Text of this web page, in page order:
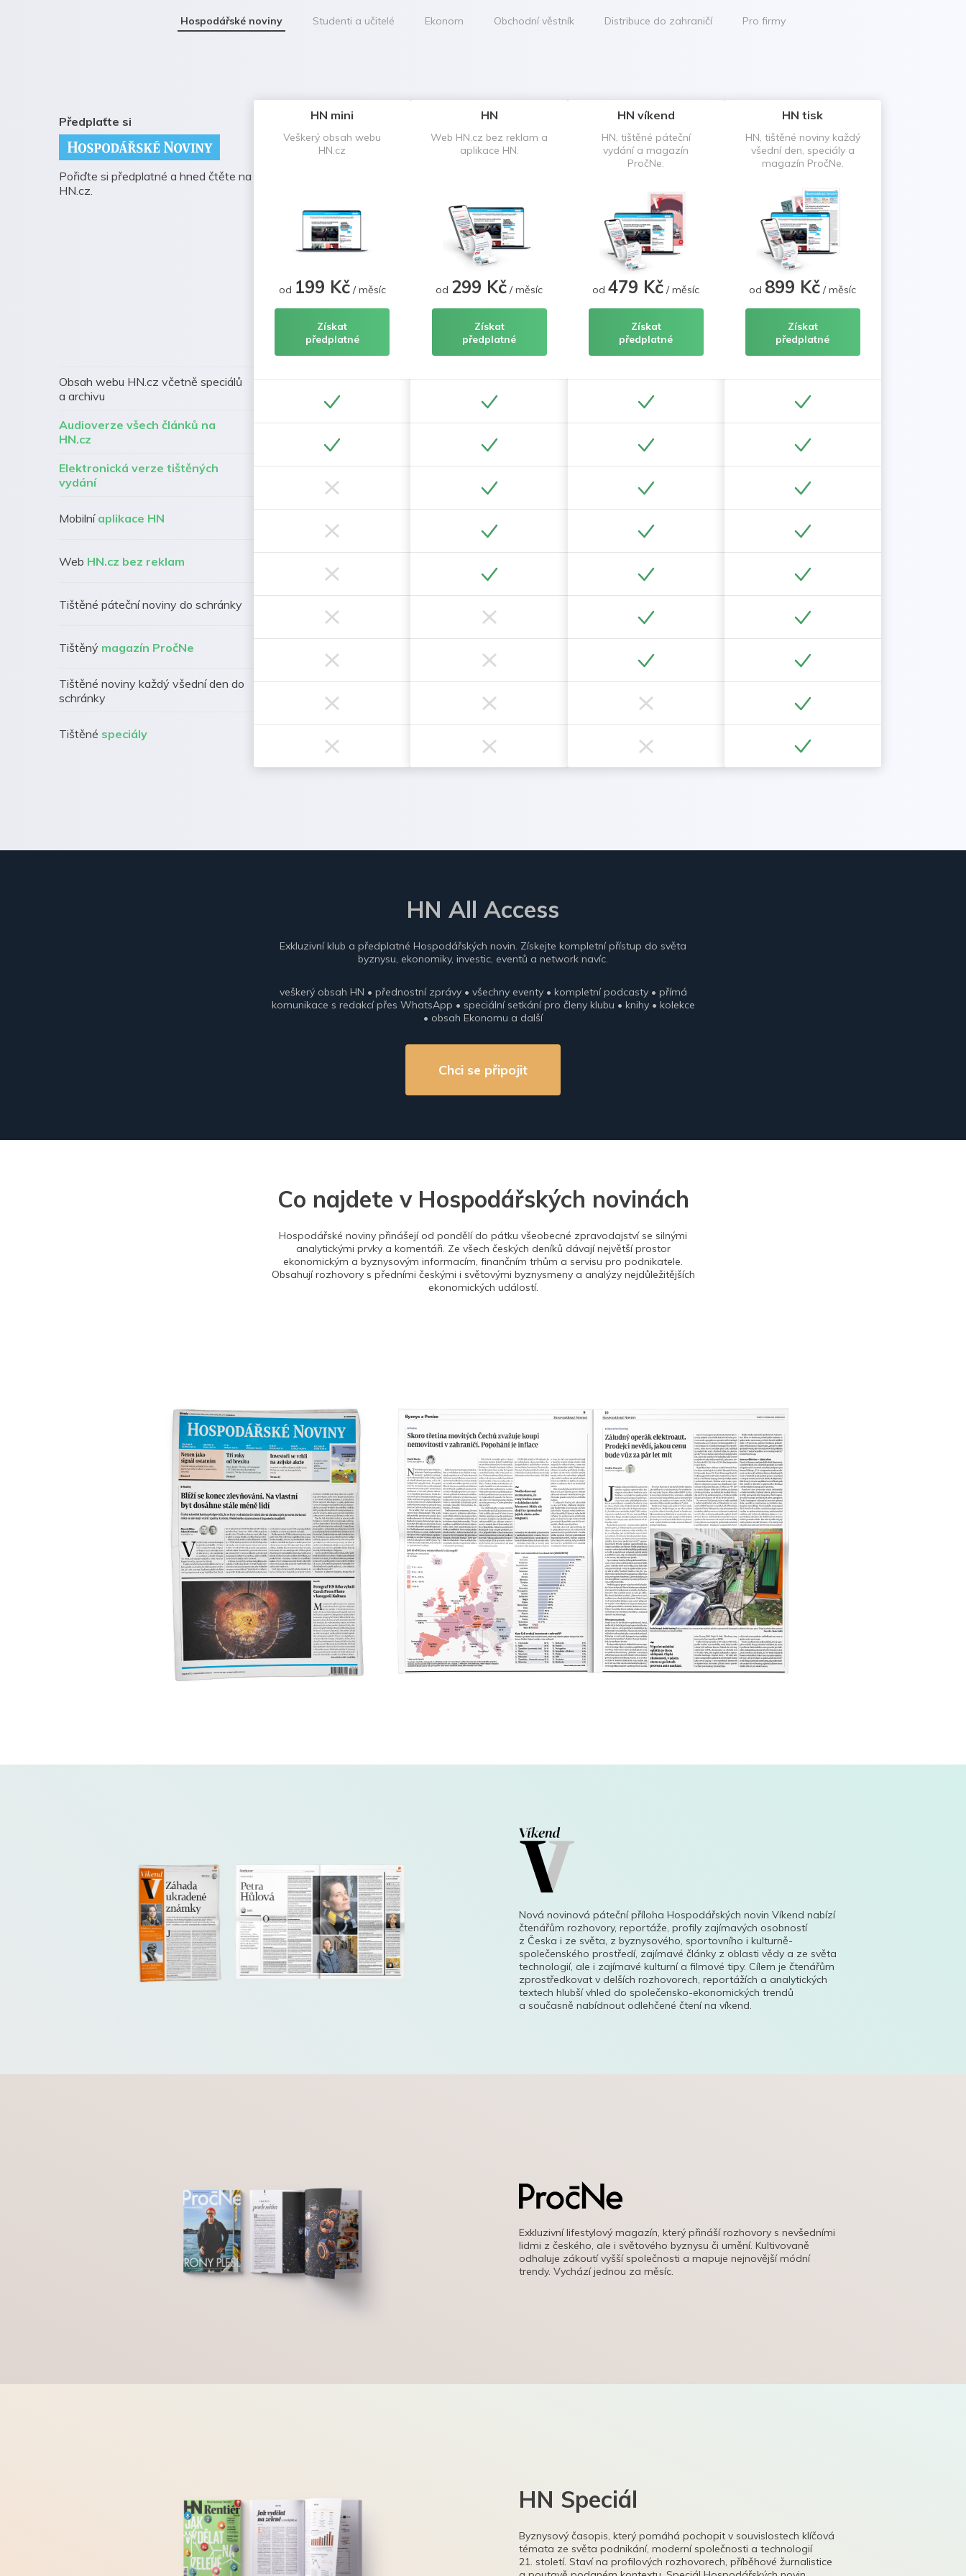
Hospodářské noviny Studenti a učitelé Ekonom Obchodní věstník Distribuce do zahraničí Pro firmy
Předplaťte si
Pořiďte si předplatné a hned čtěte na
HN.cz.
Obsah webu HN.cz včetně speciálů
a archivu
Audioverze všech článků na
HN.cz
Elektronická verze tištěných
vydání
Mobilní aplikace HN
Web HN.cz bez reklam
Tištěné páteční noviny do schránky
Tištěný magazín PročNe
Tištěné noviny každý všední den do
schránky
Tištěné speciály
HN mini
Veškerý obsah webu
HN.cz
od 199 Kč/ měsíc
Získat
předplatné
HN
Web HN.cz bez reklam a
aplikace HN.
od 299 Kč / měsíc
Získat
předplatné
HN víkend
HN, tištěné páteční
vydání a magazín
PročNe.
od479 Kč / měsíc
Získat
předplatné
HN tisk
HN, tištěné noviny každý
všední den, speciály a
magazín PročNe.
od 899 Kč / měsíc
Získat
předplatné
HN All Access
Exkluzivní klub a předplatné Hospodářských novin. Získejte kompletní přístup do světa
byznysu, ekonomiky, investic, eventů a network navíc.
veškerý obsah HN • přednostní zprávy • všechny eventy • kompletní podcasty • přímá
komunikace s redakcí přes WhatsApp • speciální setkání pro členy klubu • knihy • kolekce
• obsah Ekonomu a další
Chci se připojit
Co najdete v Hospodářských novinách
Hospodářské noviny přinášejí od pondělí do pátku všeobecné zpravodajství se silnými
analytickými prvky a komentáři. Ze všech českých deníků dávají největší prostor
ekonomickým a byznysovým informacím, finančním trhům a servisu pro podnikatele.
Obsahují rozhovory s předními českými i světovými byznysmeny a analýzy nejdůležitějších
ekonomických událostí.
Nová novinová páteční příloha Hospodářských novin Víkend nabízí
čtenářům rozhovory, reportáže, profily zajímavých osobností
z Česka i ze světa, z byznysového, sportovního i kulturně-
společenského prostředí, zajímavé články z oblasti vědy a ze světa
technologií, ale i zajímavé kulturní a filmové tipy. Cílem je čtenářům
zprostředkovat v delších rozhovorech, reportážích a analytických
textech hlubší vhled do společensko-ekonomických trendů
a současně nabídnout odlehčené čtení na víkend.
Exkluzivní lifestylový magazín, který přináší rozhovory s nevšedními
lidmi z českého, ale i světového byznysu či umění. Kultivovaně
odhaluje zákoutí vyšší společnosti a mapuje nejnovější módní
trendy. Vychází jednou za měsíc.
HN Speciál
Byznysový časopis, který pomáhá pochopit v souvislostech klíčová
témata ze světa podnikání, moderní společnosti a technologií
21. století. Staví na profilových rozhovorech, příběhové žurnalistice